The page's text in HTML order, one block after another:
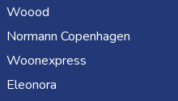
Woood
Normann Copenhagen
Woonexpress
Eleonora